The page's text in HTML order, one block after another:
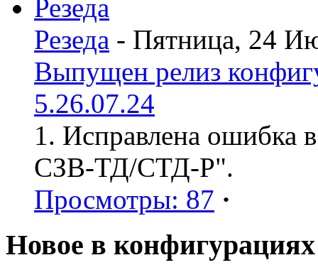
Резеда - Пятница, 24
Выпущен релиз
5.26.07.24
1. Исправлена ошибка
СЗВ-ТД/СТД-Р".
Просмотры: 87 ·
Новое в конфигурациях